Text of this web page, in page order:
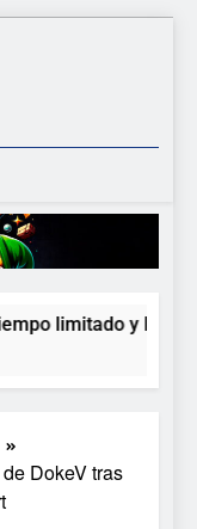
Favorito
limitado y Epic
DokeV tras